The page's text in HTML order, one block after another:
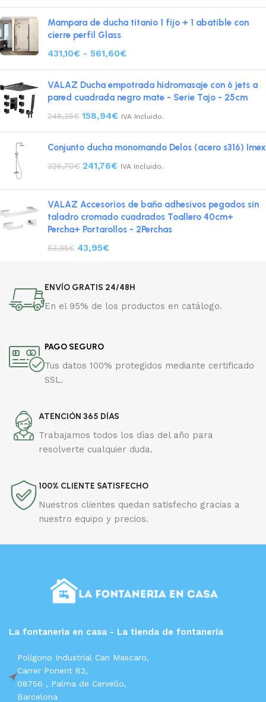
Mampara de ducha titanio 1 fijo + 1 abatible con
cierre perfil Glass
431,10€ - 561,60€
VALAZ Ducha empotrada hidromasaje con 6 jets a
pared cuadrada negro mate - Serie Tajo - 25cm
248,35€ 158,94€ IVA Incluido.
Conjunto ducha monomando Delos (acero s316) Imex
326,70€ 241,76€ IVA Incluido.
VALAZ Accesorios de baño adhesivos pegados sin
taladro cromado cuadrados Toallero 40cm+
Percha+ Portarollos - 2Perchas
53,95€ 43,95€
ENVÍO GRATIS 24/48H
En el 95% de los productos en catálogo.
PAGO SEGURO
Tus datos 100% protegidos mediante certificado
SSL.
ATENCIÓN 365 DÍAS
Trabajamos todos los días del año para
resolverte cualquier duda.
100% CLIENTE SATISFECHO
Nuestros clientes quedan satisfecho gracias a
nuestro equipo y precios.
La fontaneria en casa - La tienda de fontanería
Polígono Industrial Can Mascaro,
Carrer Ponent 82,
08756 , Palma de Cervello,
Barcelona